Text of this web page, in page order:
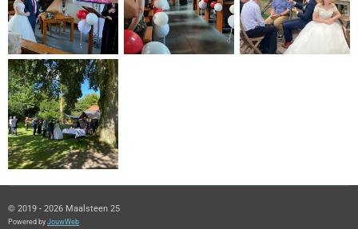
© 2019 - 2026 Maalsteen 25
Powered by JouwWeb